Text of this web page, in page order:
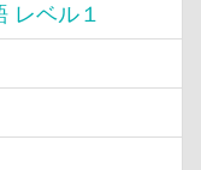
レベル１